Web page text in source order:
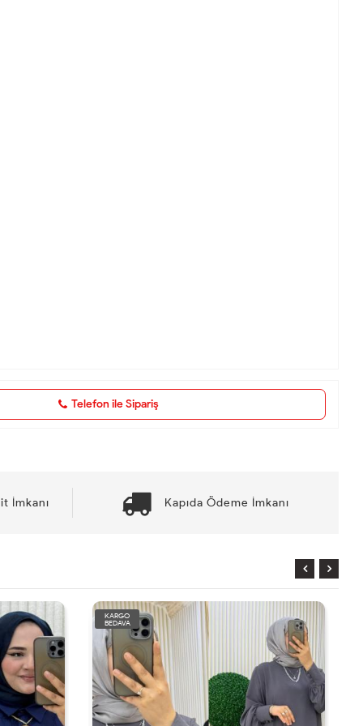
Telefon ile Sipariş
İmkanı Kapıda Ödeme İmkanı
KARGO
BEDAVA